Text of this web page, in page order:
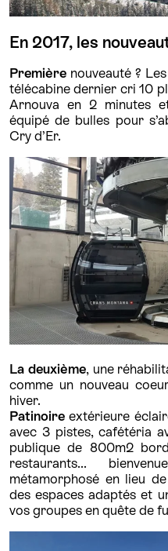
En 2017, les
Première nouveauté ? Les
télécabine dernier cri 10
Arnouva en 2 minutes
équipé de bulles pour
Cry d’Er.
La deuxième, une
comme un nouveau
hiver.
Patinoire extérieure
avec 3 pistes, cafétéria
publique de 800m2
restaurants...
métamorphosé en lieu
des espaces adaptés et
vos groupes en quête de